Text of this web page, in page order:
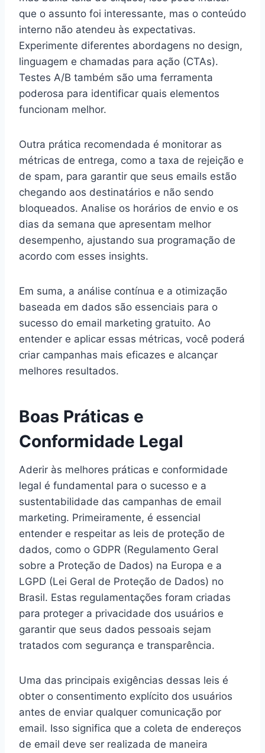
que o assunto foi interessante, mas o conteúdo
interno não atendeu às expectativas.
Experimente diferentes abordagens no design,
linguagem e chamadas para ação (CTAs).
Testes A/B também são uma ferramenta
poderosa para identificar quais elementos
funcionam melhor.
Outra prática recomendada é monitorar as
métricas de entrega, como a taxa de rejeição e
de spam, para garantir que seus emails estão
chegando aos destinatários e não sendo
bloqueados. Analise os horários de envio e os
dias da semana que apresentam melhor
desempenho, ajustando sua programação de
acordo com esses insights.
Em suma, a análise contínua e a otimização
baseada em dados são essenciais para o
sucesso do email marketing gratuito. Ao
entender e aplicar essas métricas, você poderá
criar campanhas mais eficazes e alcançar
melhores resultados.
Boas Práticas e
Conformidade Legal
Aderir às melhores práticas e conformidade
legal é fundamental para o sucesso e a
sustentabilidade das campanhas de email
marketing. Primeiramente, é essencial
entender e respeitar as leis de proteção de
dados, como o GDPR (Regulamento Geral
sobre a Proteção de Dados) na Europa e a
LGPD (Lei Geral de Proteção de Dados) no
Brasil. Estas regulamentações foram criadas
para proteger a privacidade dos usuários e
garantir que seus dados pessoais sejam
tratados com segurança e transparência.
Uma das principais exigências dessas leis é
obter o consentimento explícito dos usuários
antes de enviar qualquer comunicação por
email. Isso significa que a coleta de endereços
de email deve ser realizada de maneira